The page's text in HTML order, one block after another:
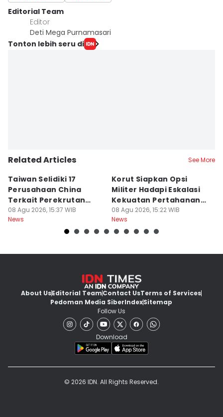
Editorial Team
Editor
Deti Mega Purnamasari
Tonton lebih seru di
Related Articles See More
Taiwan Selidiki 17
Perusahaan China
Terkait Perekrutan
Kerja Ilegal
08 Agu 2026, 15:37 WIB
News
Korut Siapkan Opsi
Militer Hadapi Eskalasi
Kekuatan Pertahanan
Jepang
08 Agu 2026, 15:22 WIB
News
About UsEditorial TeamContact UsTerms of Services
Pedoman Media SiberIndexSitemap
Follow Us
Download
© 2026 IDN. All Rights Reserved.